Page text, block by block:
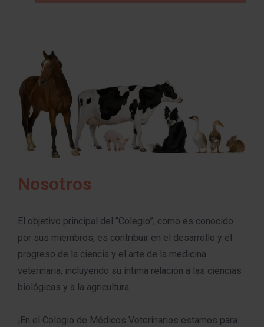
Nosotros
El objetivo principal del “Colegio”, como es conocido
por sus miembros, es contribuir en el desarrollo y el
progreso de la ciencia y el arte de la medicina
veterinaria, incluyendo su íntima relación a las ciencias
biológicas y a la agricultura.
¡En el Colegio de Médicos Veterinarios estamos para